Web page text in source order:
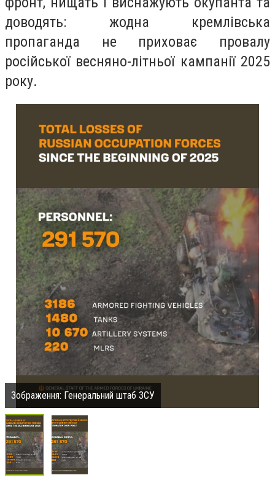
доводять: жодна кремлівська
пропаганда не приховає провалу
російської весняно-літньої кампанії 2025
року.
Зображення: Генеральний штаб ЗСУ